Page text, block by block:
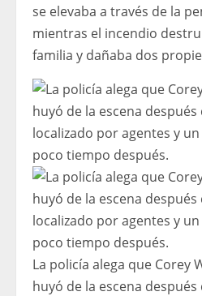
se elevaba a través de la
mientras el incendio
familia y dañaba dos
La policía alega que Corey
huyó de la escena